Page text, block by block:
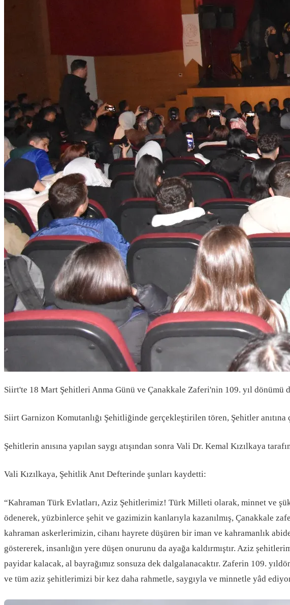
Siirt'te 18 Mart Şehitleri Anma Günü ve Çanakkale Zaferi'nin 109. yıl dönümü
Siirt Garnizon Komutanlığı Şehitliğinde gerçekleştirilen tören, Şehitler anıtına
Şehitlerin anısına yapılan saygı atışından sonra Vali Dr. Kemal Kızılkaya
Vali Kızılkaya, Şehitlik Anıt Defterinde şunları kaydetti:
“Kahraman Türk Evlatları, Aziz Şehitlerimiz! Türk Milleti olarak, minnet ve
ödenerek, yüzbinlerce şehit ve gazimizin kanlarıyla kazanılmış, Çanakkale
kahraman askerlerimizin, cihanı hayrete düşüren bir iman ve kahramanlık
göstererek, insanlığın yere düşen onurunu da ayağa kaldırmıştır. Aziz
payidar kalacak, al bayrağımız sonsuza dek dalgalanacaktır. Zaferin 109.
ve tüm aziz şehitlerimizi bir kez daha rahmetle, saygıyla ve minnetle yâd